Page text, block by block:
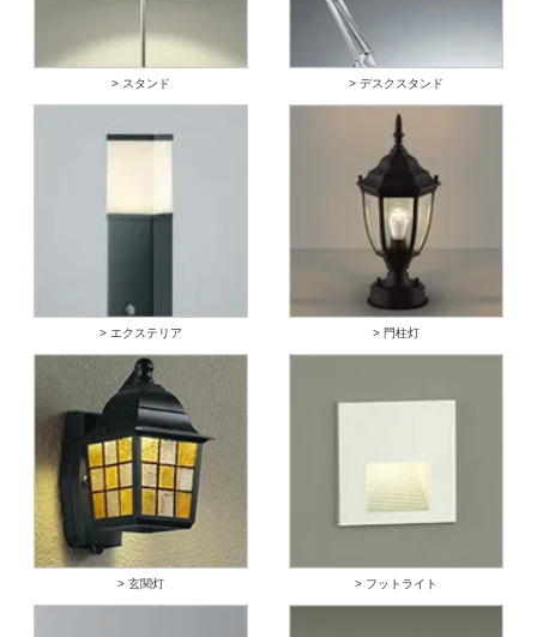
> スタンド > デスクスタンド
> エクステリア > 門柱灯
> 玄関灯 > フットライト